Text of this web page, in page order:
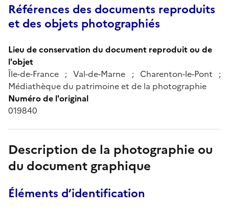
Références des documents reproduits
et des objets photographiés
Lieu de conservation du document reproduit ou de
l'objet
Île-de-France ; Val-de-Marne ; Charenton-le-Pont ;
Médiathèque du patrimoine et de la photographie
Numéro de l'original
019840
Description de la photographie ou
du document graphique
Éléments d’identification